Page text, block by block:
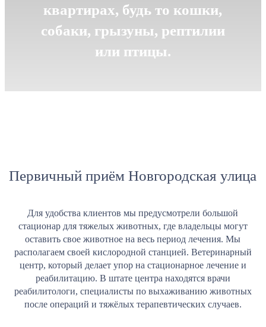
квартирах, будь то кошки,
собаки, грызуны, рептилии
или птицы.
Первичный приём Новгородская улица
Для удобства клиентов мы предусмотрели большой
стационар для тяжелых животных, где владельцы могут
оставить свое животное на весь период лечения. Мы
располагаем своей кислородной станцией. Ветеринарный
центр, который делает упор на стационарное лечение и
реабилитацию. В штате центра находятся врачи
реабилитологи, специалисты по выхаживанию животных
после операций и тяжёлых терапевтических случаев.